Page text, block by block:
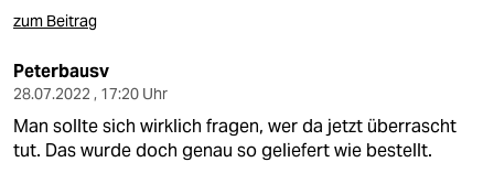
zum Beitrag
Peterbausv
28.07.2022 , 17:20 Uhr
Man sollte sich wirklich fragen, wer da jetzt überrascht
tut. Das wurde doch genau so geliefert wie bestellt.